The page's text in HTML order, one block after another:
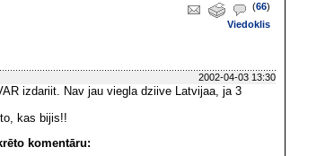
(66)
Viedoklis
2002-04-03 13:30
izdariit. Nav jau viegla dziive Latvijaa, ja 3
kas bijis!!
komentāru: